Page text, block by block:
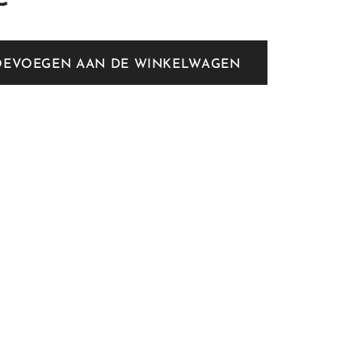
AAN DE WINKELWAGEN